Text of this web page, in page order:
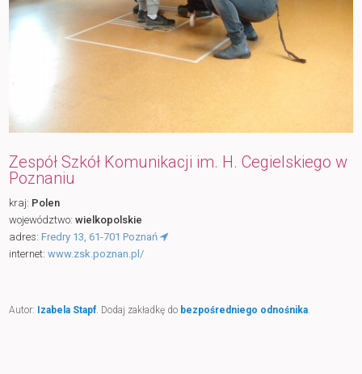
Zespół Szkół Komunikacji im. H. Cegielskiego w
Poznaniu
kraj: Polen
województwo:wielkopolskie
adres:Fredry 13, 61-701 Poznań
internet:www.zsk.poznan.pl/
Autor: Izabela Stapf. Dodaj zakładkę do bezpośredniego odnośnika.